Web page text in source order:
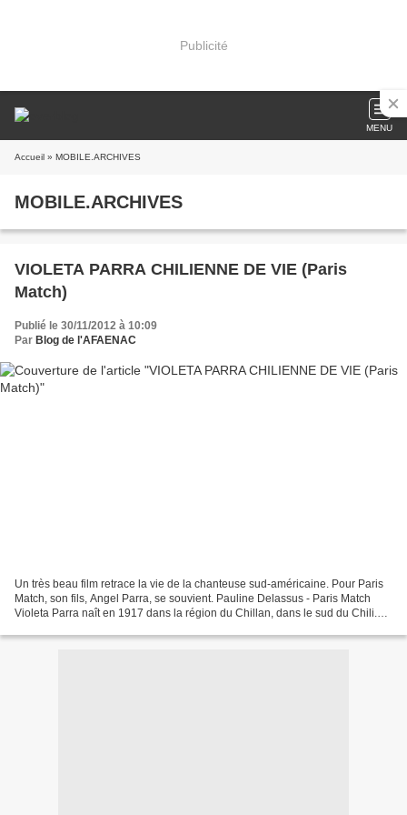
Publicité
MENU
Accueil » MOBILE.ARCHIVES
MOBILE.ARCHIVES
VIOLETA PARRA CHILIENNE DE VIE (Paris
Match)
Publié le 30/11/2012 à 10:09
Par Blog de l'AFAENAC
Un très beau film retrace la vie de la chanteuse sud-américaine. Pour Paris
Match, son fils, Angel Parra, se souvient. Pauline Delassus - Paris Match
Violeta Parra naît en 1917 dans la région du Chillan, dans le sud du Chili.